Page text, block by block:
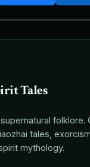
Tales
folklore.
tales,
mythology.